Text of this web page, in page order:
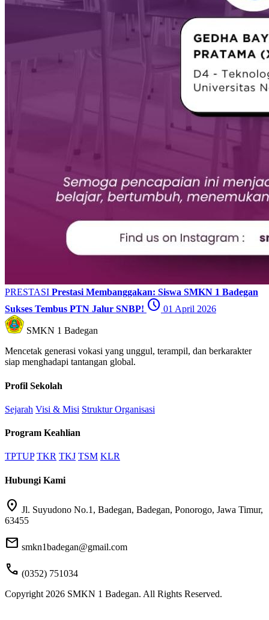
PRESTASI Prestasi Membanggakan: Siswa SMKN 1 Badegan
Sukses Tembus PTN Jalur SNBP! schedule 01 April 2026
SMKN 1 Badegan
Mencetak generasi vokasi yang unggul, terampil, dan berkarakter
siap menghadapi tantangan global.
Profil Sekolah
Sejarah Visi & Misi Struktur Organisasi
Program Keahlian
TPTUP TKR TKJ TSM KLR
Hubungi Kami
location_on Jl. Suyudono No.1, Badegan, Badegan, Ponorogo, Jawa Timur,
63455
mail smkn1badegan@gmail.com
call (0352) 751034
Copyright 2026 SMKN 1 Badegan. All Rights Reserved.